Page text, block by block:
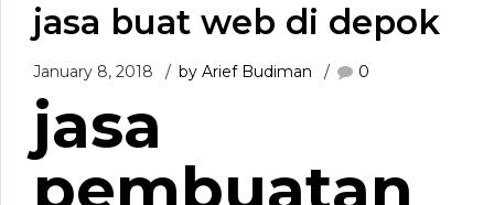
jasa buat web di depok
January 8, 2018 by Arief Budiman 0
jasa
pembuatan